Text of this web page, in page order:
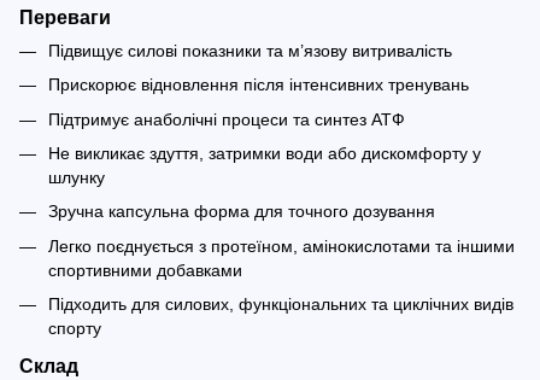
Переваги
Підвищує силові показники та м’язову витривалість
Прискорює відновлення після інтенсивних тренувань
Підтримує анаболічні процеси та синтез АТФ
Не викликає здуття, затримки води або дискомфорту у
шлунку
Зручна капсульна форма для точного дозування
Легко поєднується з протеїном, амінокислотами та іншими
спортивними добавками
Підходить для силових, функціональних та циклічних видів
спорту
Склад